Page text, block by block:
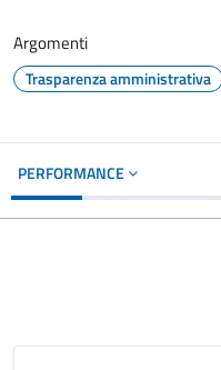
Argomenti
Trasparenza amministrativa
PERFORMANCE